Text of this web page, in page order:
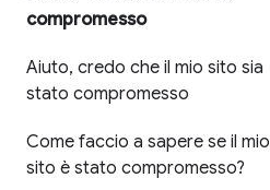
compromesso
Aiuto, credo che il mio sito sia
stato compromesso
Come faccio a sapere se il mio
sito è stato compromesso?